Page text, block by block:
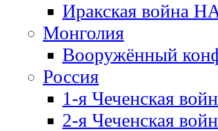
Иракская война
Монголия
Вооружённый
Россия
1-я Чеченская
2-я Чеченская